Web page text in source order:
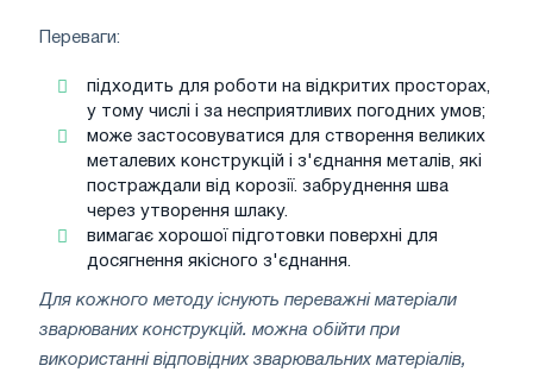
Переваги:
підходить для роботи на відкритих просторах,
у тому числі і за несприятливих погодних умов;
може застосовуватися для створення великих
металевих конструкцій і з'єднання металів, які
постраждали від корозії. забруднення шва
через утворення шлаку.
вимагає хорошої підготовки поверхні для
досягнення якісного з'єднання.
Для кожного методу існують переважні матеріали
зварюваних конструкцій. можна обійти при
використанні відповідних зварювальних матеріалів,